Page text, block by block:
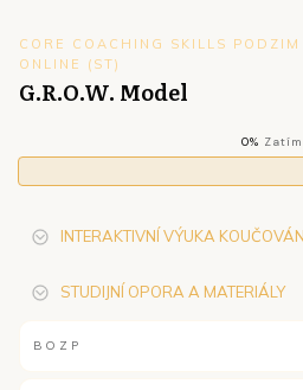
CORE COACHING SKILLS
ONLINE (ST)
G.R.O.W. Model
0%
INTERAKTIVNÍ VÝUKA
STUDIJNÍ OPORA A MATERIÁLY
BOZP